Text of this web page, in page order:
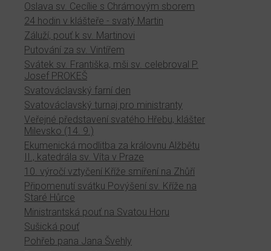
Oslava sv. Cecílie s Chrámovým sborem
24 hodin v klášteře - svatý Martin
Záluží, pouť k sv. Martinovi
Putování za sv. Vintířem
Svátek sv. Františka, mši sv. celebroval P.
Josef PROKEŠ
Svatováclavský farní den
Svatováclavský turnaj pro ministranty
Veřejné představení svatého Hřebu, klášter
Milevsko (14. 9.)
Ekumenická modlitba za královnu Alžbětu
II., katedrála sv. Víta v Praze
10. výročí vztyčení Kříže smíření na Zhůří
Připomenutí svátku Povýšení sv. Kříže na
Staré Hůrce
Ministrantská pouť na Svatou Horu
Sušická pouť
Pohřeb pana Jana Švehly